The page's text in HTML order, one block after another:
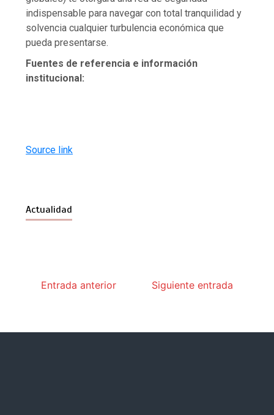
indispensable para navegar con total tranquilidad y
solvencia cualquier turbulencia económica que
pueda presentarse.
Fuentes de referencia e información
institucional:
Source link
Actualidad
Entrada anterior Siguiente entrada